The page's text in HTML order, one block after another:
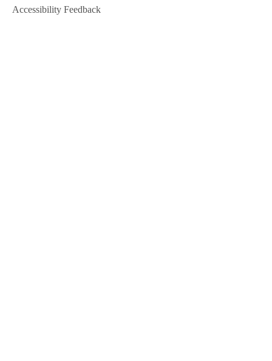
Accessibility Feedback